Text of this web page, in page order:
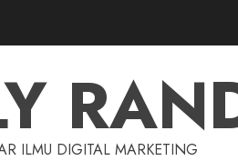
ILMU DIGITAL MARKETING